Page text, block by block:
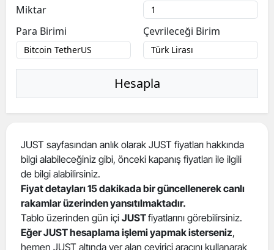
Miktar
Para Birimi
Çevrileceği Birim
Hesapla
JUST sayfasından anlık olarak JUST fiyatları hakkında
bilgi alabileceğiniz gibi, önceki kapanış fiyatları ile ilgili
de bilgi alabilirsiniz.
Fiyat detayları 15 dakikada bir güncellenerek canlı
rakamlar üzerinden yansıtılmaktadır.
Tablo üzerinden gün içi JUSTfiyatlarını görebilirsiniz.
Eğer JUST hesaplama işlemi yapmak isterseniz,
hemen JUST altında yer alan çevirici aracını kullanarak